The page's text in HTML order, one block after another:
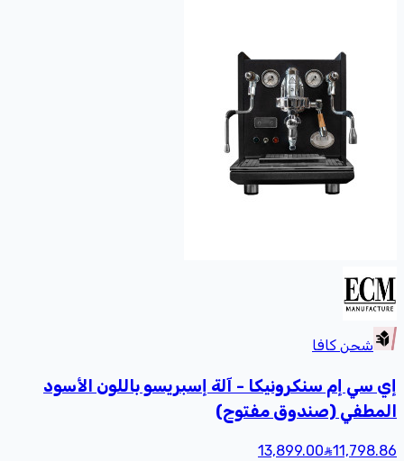
شحن كافا
إي سي إم سنكرونيكا - آلة إسبريسو باللون الأسود
المطفي (صندوق مفتوح)
11,798.86
13,899.00